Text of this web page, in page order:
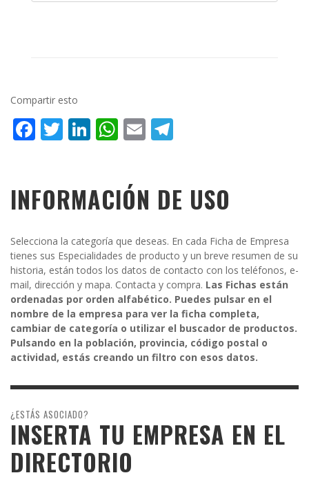
Compartir esto
Facebook
Twitter
LinkedIn
WhatsApp
Email
INFORMACIÓN DE USO
Selecciona la categoría que deseas. En cada Ficha de Empresa
tienes sus Especialidades de producto y un breve resumen de su
historia, están todos los datos de contacto con los teléfonos, e-
mail, dirección y mapa. Contacta y compra. Las Fichas están
ordenadas por orden alfabético. Puedes pulsar en el
nombre de la empresa para ver la ficha completa,
cambiar de categoría o utilizar el buscador de productos.
Pulsando en la población, provincia, código postal o
actividad, estás creando un filtro con esos datos.
¿ESTÁS ASOCIADO?
INSERTA TU EMPRESA EN EL
DIRECTORIO